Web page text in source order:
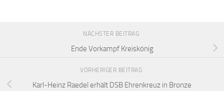
NÄCHSTER BEITRAG
Ende Vorkampf Kreiskönig
VORHERIGER BEITRAG
Karl-Heinz Raedel erhält DSB Ehrenkreuz in Bronze